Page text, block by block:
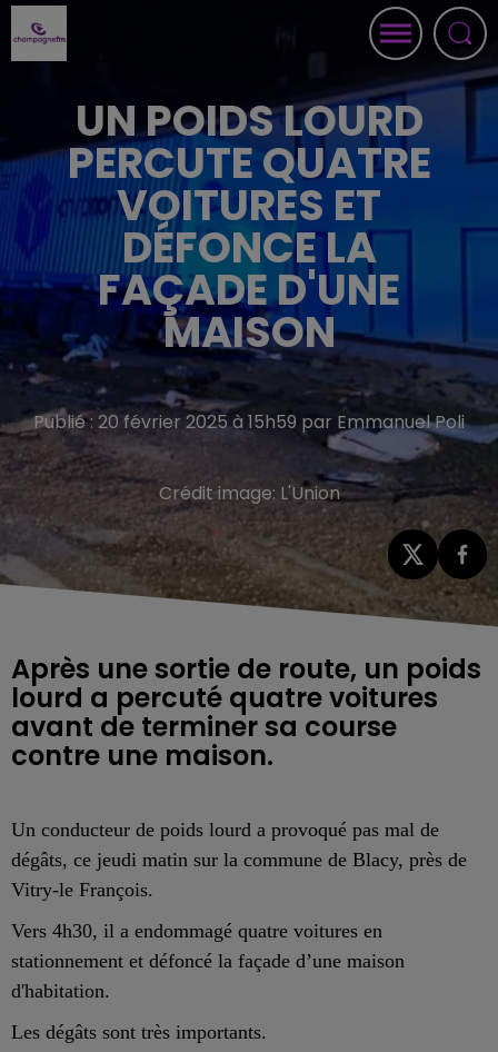
UN POIDS LOURD
PERCUTE QUATRE
VOITURES ET
DÉFONCE LA
FAÇADE D'UNE
MAISON
Publié : 20 février 2025 à 15h59 par Emmanuel Poli
Crédit image: L'Union
Après une sortie de route, un poids
lourd a percuté quatre voitures
avant de terminer sa course
contre une maison.
Un conducteur de poids lourd a provoqué pas mal de
dégâts, ce jeudi matin sur la commune de Blacy, près de
Vitry-le François.
Vers 4h30, il a endommagé quatre voitures en
stationnement et défoncé la façade d’une maison
d'habitation.
Les dégâts sont très importants.